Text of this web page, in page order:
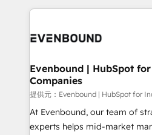
to accompany companies on
to help you keep winning. What We Do ⚙️ CRM
Data & Content 📈 Sales &
Agent Creation 🔄 Custom
Migration Why 1406 We become part of your team.
Your team learns while we
broke. Built for mid-market
solutions that work with your
Evenbound | HubSpot
Companies
提供元：Evenbound | HubSpot for
At Evenbound, our team of
experts helps mid-market